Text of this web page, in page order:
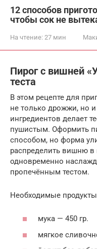
12 способов
чтобы сок не
На чтение: 27 мин
Пирог с вишней
теста
В этом рецепте для
не только дрожжи, но
ингредиентов делает
пушистым. Оформить
способом, но форма
распределить вишню в
одновременно
пропечённым тестом.
Необходимые продукты
мука — 450 гр.
мягкое